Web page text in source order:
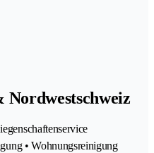
Nordwestschweiz
• Wohnungsreinigung